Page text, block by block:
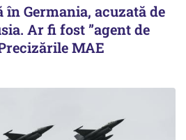
în Germania, acuzată de
Ar fi fost ”agent de
MAE